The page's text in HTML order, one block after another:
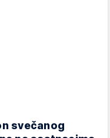
svečanog